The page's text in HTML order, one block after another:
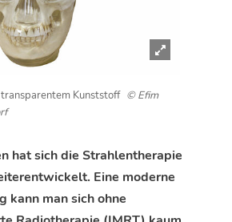
Kunststoff © Efim
hat sich die Strahlentherapie
Eine moderne
kann man sich ohne